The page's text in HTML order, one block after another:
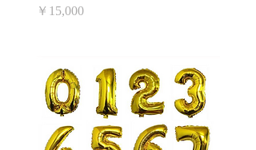
価格
￥15,000